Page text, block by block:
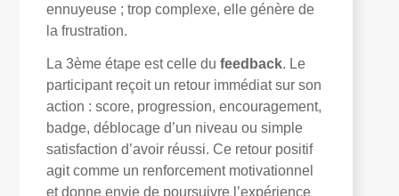
ennuyeuse ; trop complexe, elle génère de
la frustration.
La 3ème étape est celle dufeedback. Le
participant reçoit un retour immédiat sur son
action : score, progression, encouragement,
badge, déblocage d’un niveau ou simple
satisfaction d’avoir réussi. Ce retour positif
agit comme un renforcement motivationnel
et donne envie de poursuivre l’expérience